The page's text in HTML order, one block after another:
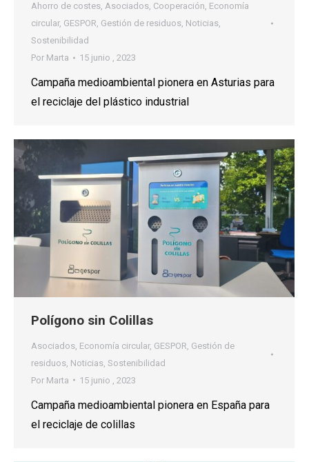
Ahorro de costes, Asociados, Cooperación, Economía
circular, GESPOR, Gestión de residuos, Noticias,
Sostenibilidad
Por Marta 15 junio , 2023
Campaña medioambiental pionera en Asturias para
el reciclaje del plástico industrial
Polígono sin Colillas
Asociados Economía circular, GESPOR Gestión de
residuos Noticias Sostenibilidad
Por Marta 15 junio , 2023
Campaña medioambiental pionera en España para
el reciclaje de colillas